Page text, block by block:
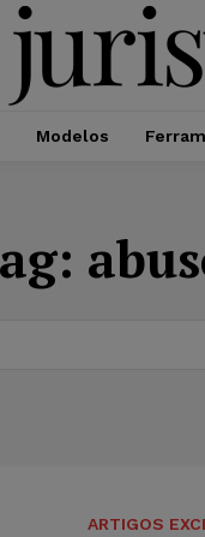
Modelos
ARTIGOS